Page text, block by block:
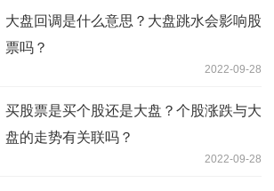
大盘回调是什么意思？大盘跳水会影响股
票吗？
2022-09-28
买股票是买个股还是大盘？个股涨跌与大
盘的走势有关联吗？
2022-09-28